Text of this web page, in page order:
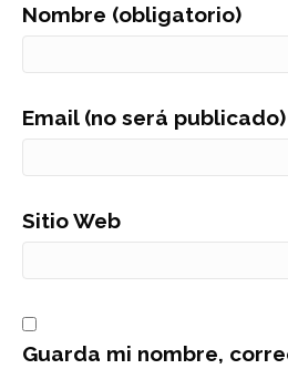
Nombre (obligatorio)
Email (no será
Sitio Web
Guarda mi nombre,